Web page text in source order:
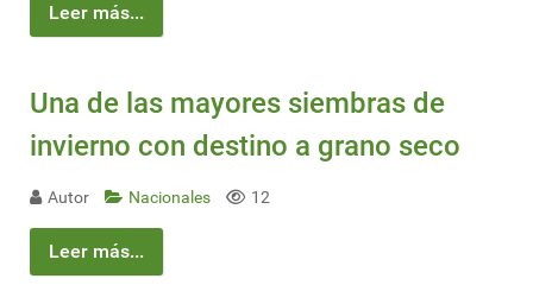
Leer más...
Una de las mayores siembras de
invierno con destino a grano seco
Autor Nacionales 12
Leer más...